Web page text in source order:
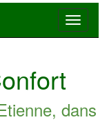
Toggle
dans